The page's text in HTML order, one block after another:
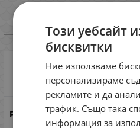
Избери
PL World
Сравни
XL
Този уебсайт
бисквитки
Ние използваме
персонализираме
рекламите и да
трафик. Също така
информация за